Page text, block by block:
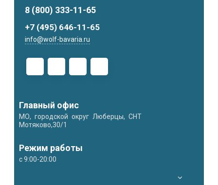
8 (800) 333-11-65
+7 (495) 646-11-65
info@wolf-bavaria.ru
Главный офис
МО, городской округ Люберцы, СНТ
Мотяково,30/1
Режим работы
с 9:00-20:00